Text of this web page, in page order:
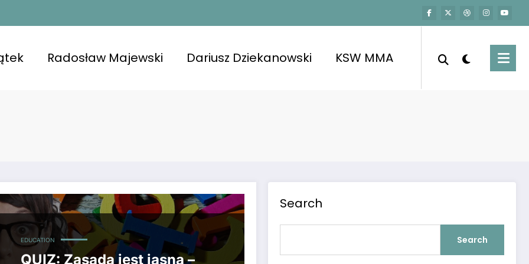
Radosław Majewski Dariusz Dziekanowski KSW MMA
Super Express Wrocław o konkursie poprawnej pisowni.
EDUCATION
QUIZ: Zasada jest jasna –
Search
Search